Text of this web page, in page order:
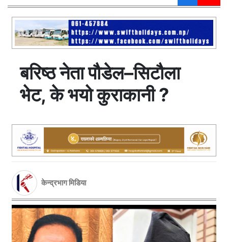
बरिष्ठ नेता पौडेल–सिटौला
भेट, के भयो कुराकानी ?
केन्द्रभाग मिडिया